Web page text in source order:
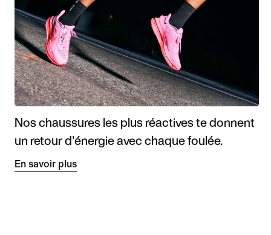
Nos chaussures les plus réactives te donnent
un retour d'énergie avec chaque foulée.
En savoir plus